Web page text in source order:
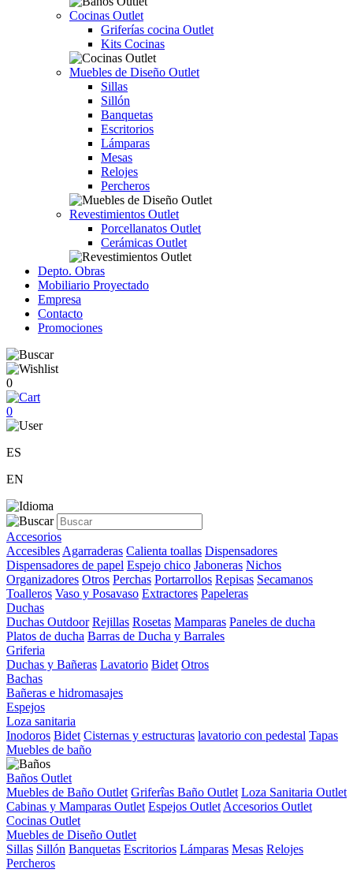
Cocinas Outlet
Griferías cocina Outlet
Kits Cocinas
Muebles de Diseño Outlet
Sillas
Sillón
Banquetas
Escritorios
Lámparas
Mesas
Relojes
Percheros
Revestimientos Outlet
Porcellanatos Outlet
Cerámicas Outlet
Depto. Obras
Mobiliario Proyectado
Empresa
Contacto
Promociones
0
0
ES
EN
Accesorios
Accesibles Agarraderas Calienta toallas Dispensadores
Dispensadores de papel Espejo chico Jaboneras Nichos
Organizadores Otros Perchas Portarrollos Repisas Secamanos
Toalleros Vaso y Posavaso Extractores Papeleras
Duchas
Duchas Outdoor Rejillas Rosetas Mamparas Paneles de ducha
Platos de ducha Barras de Ducha y Barrales
Griferia
Duchas y Bañeras Lavatorio Bidet Otros
Bachas
Bañeras e hidromasajes
Espejos
Loza sanitaria
Inodoros Bidet Cisternas y estructuras lavatorio con pedestal Tapas
Muebles de baño
Baños Outlet
Muebles de Baño Outlet Griferîas Baño Outlet Loza Sanitaria Outlet
Cabinas y Mamparas Outlet Espejos Outlet Accesorios Outlet
Cocinas Outlet
Muebles de Diseño Outlet
Sillas Sillón Banquetas Escritorios Lámparas Mesas Relojes
Percheros